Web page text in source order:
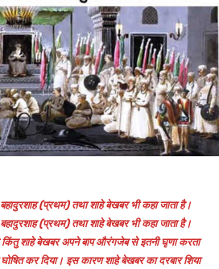
(प्रथम) तथा शाहे बेखबर भी कहा जाता है।
(प्रथम) तथा शाहे बेखबर भी कहा जाता है।
शाहे बेखबर अपने बाप औरंगजेब से इतनी घृणा करता
कर दिया। इस कारण शाहे बेखबर का दरबार शिया